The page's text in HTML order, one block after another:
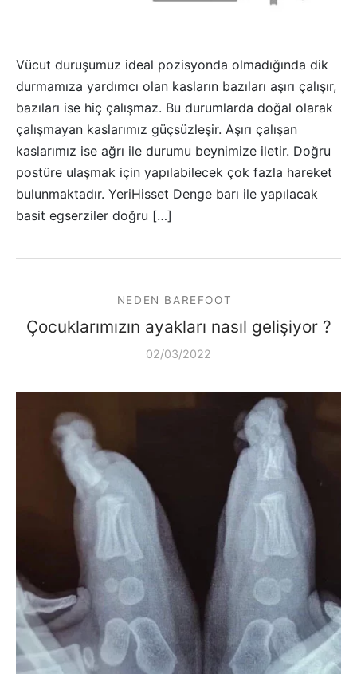
Vücut duruşumuz ideal pozisyonda olmadığında dik
durmamıza yardımcı olan kasların bazıları aşırı çalışır,
bazıları ise hiç çalışmaz. Bu durumlarda doğal olarak
çalışmayan kaslarımız güçsüzleşir. Aşırı çalışan
kaslarımız ise ağrı ile durumu beynimize iletir. Doğru
postüre ulaşmak için yapılabilecek çok fazla hareket
bulunmaktadır. YeriHisset Denge barı ile yapılacak
basit egserziler doğru […]
NEDEN BAREFOOT
Çocuklarımızın ayakları nasıl gelişiyor ?
02/03/2022